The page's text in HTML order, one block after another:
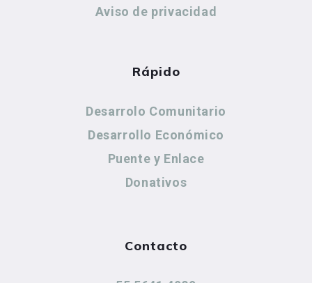
Aviso de privacidad
Rápido
Desarrolo Comunitario
Desarrollo Económico
Puente y Enlace
Donativos
Contacto